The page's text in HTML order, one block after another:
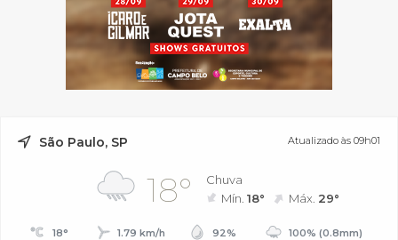
São Paulo, SP Atualizado às 09h01
18°
Chuva
Mín.18° Máx. 29°
18° 1.79 km/h 92% 100% (0.8mm)